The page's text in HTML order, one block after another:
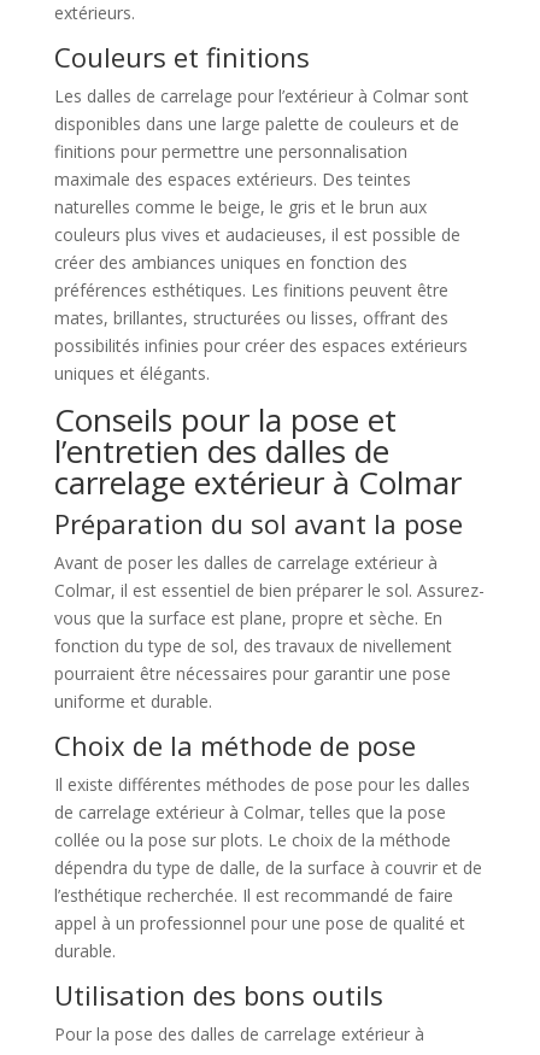
extérieurs.
Couleurs et finitions
Les dalles de carrelage pour l’extérieur à Colmar sont
disponibles dans une large palette de couleurs et de
finitions pour permettre une personnalisation
maximale des espaces extérieurs. Des teintes
naturelles comme le beige, le gris et le brun aux
couleurs plus vives et audacieuses, il est possible de
créer des ambiances uniques en fonction des
préférences esthétiques. Les finitions peuvent être
mates, brillantes, structurées ou lisses, offrant des
possibilités infinies pour créer des espaces extérieurs
uniques et élégants.
Conseils pour la pose et
l’entretien des dalles de
carrelage extérieur à Colmar
Préparation du sol avant la pose
Avant de poser les dalles de carrelage extérieur à
Colmar, il est essentiel de bien préparer le sol. Assurez-
vous que la surface est plane, propre et sèche. En
fonction du type de sol, des travaux de nivellement
pourraient être nécessaires pour garantir une pose
uniforme et durable.
Choix de la méthode de pose
Il existe différentes méthodes de pose pour les dalles
de carrelage extérieur à Colmar, telles que la pose
collée ou la pose sur plots. Le choix de la méthode
dépendra du type de dalle, de la surface à couvrir et de
l’esthétique recherchée. Il est recommandé de faire
appel à un professionnel pour une pose de qualité et
durable.
Utilisation des bons outils
Pour la pose des dalles de carrelage extérieur à